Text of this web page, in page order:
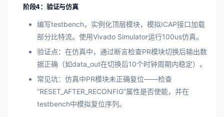
阶段4：验证与仿真
编写testbench，实例化顶层模块，模拟ICAP接口加载
部分比特流。使用Vivado Simulator运行100us仿真。
验证点：在仿真中，通过断言检查PR模块切换后输出数
据正确（如data_out在切换后10个时钟周期内稳定）。
常见坑：仿真中PR模块未正确复位——检查
“RESET_AFTER_RECONFIG”属性是否使能，并在
testbench中模拟复位序列。